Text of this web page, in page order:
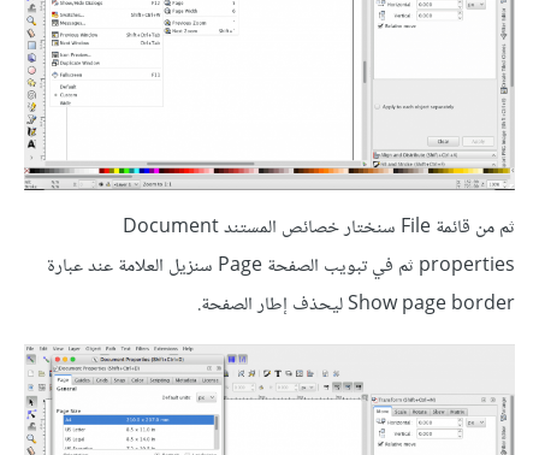
ثم من قائمة File سنختار خصائص المستند Document
properties ثم في تبويب الصفحة Page سنزيل العلامة عند عبارة
Show page border ليحذف إطار الصفحة.